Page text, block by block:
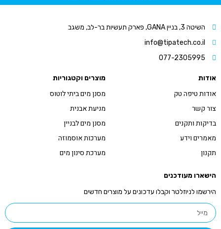
השיטה 3, בניין GANA, פארק תעשיות בר-לב, משגב
info@tipatech.co.il
077-2305995
אודות
אודות טיפה טק
צור קשר
בדיקות ותקנים
מאמרים וידע
תקנון
מוצרים וקטגוריות
מסנן מים ביתי לוטוס
מניעת אבנית
מסנן מים לבניין
מערכות אוסמוזה
מערכת סינון מים
הישארו מעודכנים
הירשמו לניוזלטר וקבלו עדכונים על מוצרים חדשים